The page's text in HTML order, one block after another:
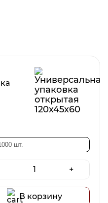
шт.
+
В корзину